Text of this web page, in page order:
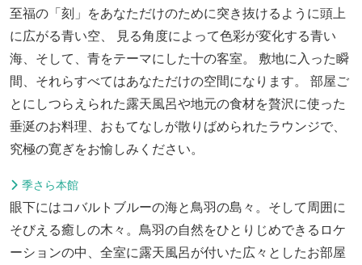
至福の「刻」をあなただけのために突き抜けるように頭上
に広がる青い空、 見る角度によって色彩が変化する青い
海、そして、青をテーマにした十の客室。 敷地に入った瞬
間、それらすべてはあなただけの空間になります。 部屋ご
とにしつらえられた露天風呂や地元の食材を贅沢に使った
垂涎のお料理、おもてなしが散りばめられたラウンジで、
究極の寛ぎをお愉しみください。
季さら本館
眼下にはコバルトブルーの海と鳥羽の島々。そして周囲に
そびえる癒しの木々。鳥羽の自然をひとりじめできるロケ
ーションの中、全室に露天風呂が付いた広々としたお部屋